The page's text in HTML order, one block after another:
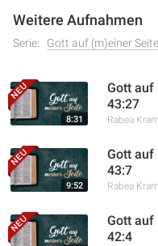
Weitere Aufnahmen
Serie: Gott auf (m)einer Seite
8:31
Gott auf
43:27
Rabea
9:52
Gott auf
43:7
Rabea
Gott auf
42:4